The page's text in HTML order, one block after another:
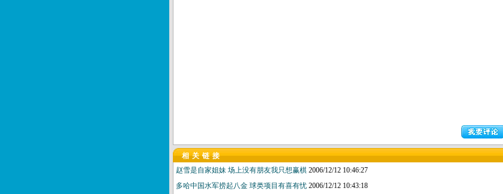
相关链接
赵雪是自家姐妹 场上没有朋友我只想赢棋 2006/12/12 10:46:27
多哈中国水军捞起八金 球类项目有喜有忧 2006/12/12 10:43:18